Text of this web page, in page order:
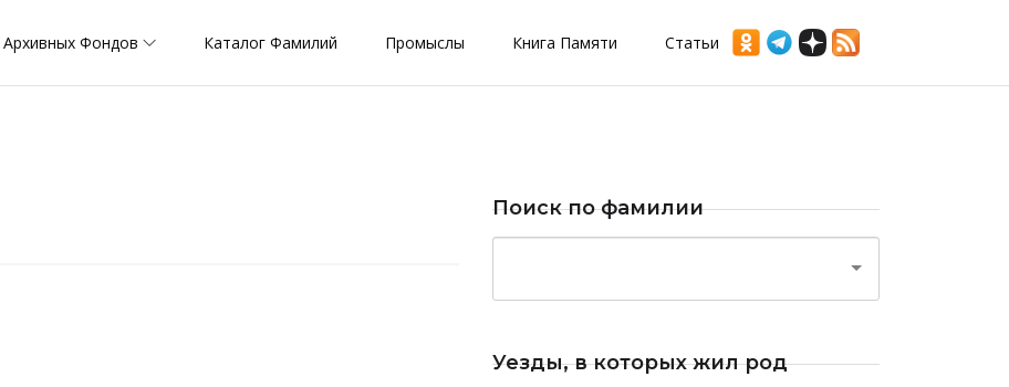
Архивных Фондов Каталог Фамилий Промыслы Книга Памяти Статьи
Поиск по фамилии
Уезды, в которых жил род